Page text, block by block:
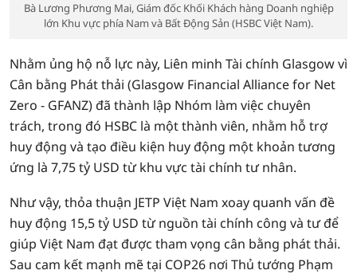
Bà Lương Phương Mai, Giám đốc Khối Khách hàng Doanh nghiệp
lớn Khu vực phía Nam và Bất Động Sản (HSBC Việt Nam).
Nhằm ủng hộ nỗ lực này, Liên minh Tài chính Glasgow vì
Cân bằng Phát thải (Glasgow Financial Alliance for Net
Zero - GFANZ) đã thành lập Nhóm làm việc chuyên
trách, trong đó HSBC là một thành viên, nhằm hỗ trợ
huy động và tạo điều kiện huy động một khoản tương
ứng là 7,75 tỷ USD từ khu vực tài chính tư nhân.
Như vậy, thỏa thuận JETP Việt Nam xoay quanh vấn đề
huy động 15,5 tỷ USD từ nguồn tài chính công và tư để
giúp Việt Nam đạt được tham vọng cân bằng phát thải.
Sau cam kết mạnh mẽ tại COP26 nơi Thủ tướng Phạm